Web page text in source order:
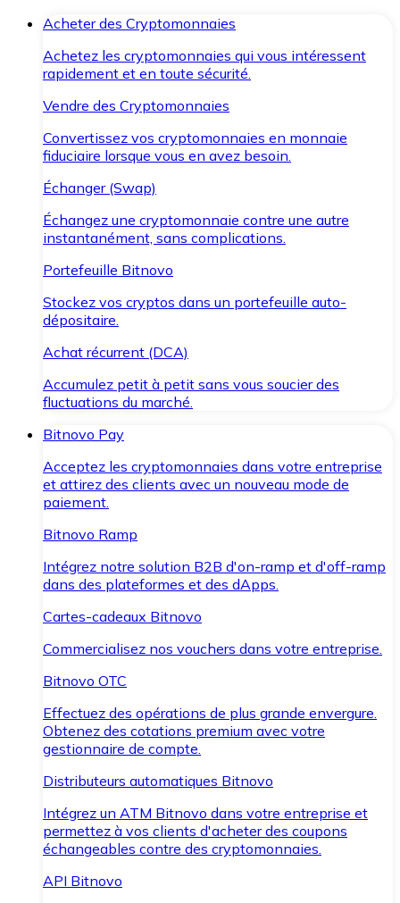
Acheter des Cryptomonnaies
Achetez les cryptomonnaies qui vous intéressent
rapidement et en toute sécurité.
Vendre des Cryptomonnaies
Convertissez vos cryptomonnaies en monnaie
fiduciaire lorsque vous en avez besoin.
Échanger (Swap)
Échangez une cryptomonnaie contre une autre
instantanément, sans complications.
Portefeuille Bitnovo
Stockez vos cryptos dans un portefeuille auto-
dépositaire.
Achat récurrent (DCA)
Accumulez petit à petit sans vous soucier des
fluctuations du marché.
Bitnovo Pay
Acceptez les cryptomonnaies dans votre entreprise
et attirez des clients avec un nouveau mode de
paiement.
Bitnovo Ramp
Intégrez notre solution B2B d'on-ramp et d'off-ramp
dans des plateformes et des dApps.
Cartes-cadeaux Bitnovo
Commercialisez nos vouchers dans votre entreprise.
Bitnovo OTC
Effectuez des opérations de plus grande envergure.
Obtenez des cotations premium avec votre
gestionnaire de compte.
Distributeurs automatiques Bitnovo
Intégrez un ATM Bitnovo dans votre entreprise et
permettez à vos clients d'acheter des coupons
échangeables contre des cryptomonnaies.
API Bitnovo